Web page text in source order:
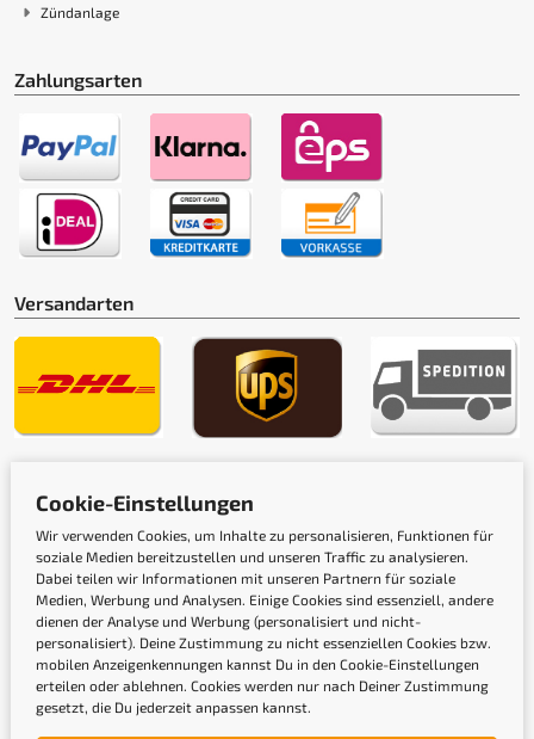
Zündanlage
Zahlungsarten
Versandarten
Cookie-Einstellungen
Wir verwenden Cookies, um Inhalte zu personalisieren, Funktionen für
soziale Medien bereitzustellen und unseren Traffic zu analysieren.
Dabei teilen wir Informationen mit unseren Partnern für soziale
Medien, Werbung und Analysen. Einige Cookies sind essenziell, andere
dienen der Analyse und Werbung (personalisiert und nicht-
personalisiert). Deine Zustimmung zu nicht essenziellen Cookies bzw.
mobilen Anzeigenkennungen kannst Du in den Cookie-Einstellungen
erteilen oder ablehnen. Cookies werden nur nach Deiner Zustimmung
gesetzt, die Du jederzeit anpassen kannst.